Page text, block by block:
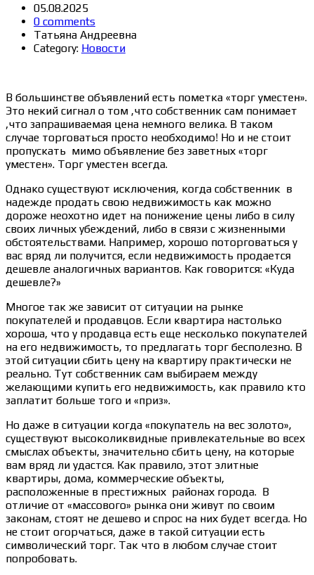
05.08.2025
0 comments
Татьяна Андреевна
Category: Новости
В большинстве объявлений есть пометка «торг уместен».
Это некий сигнал о том ,что собственник сам понимает
,что запрашиваемая цена немного велика. В таком
случае торговаться просто необходимо! Но и не стоит
пропускать мимо объявление без заветных «торг
уместен». Торг уместен всегда.
Однако существуют исключения, когда собственник в
надежде продать свою недвижимость как можно
дороже неохотно идет на понижение цены либо в силу
своих личных убеждений, либо в связи с жизненными
обстоятельствами. Например, хорошо поторговаться у
вас вряд ли получится, если недвижимость продается
дешевле аналогичных вариантов. Как говорится: «Куда
дешевле?»
Многое так же зависит от ситуации на рынке
покупателей и продавцов. Если квартира настолько
хороша, что у продавца есть еще несколько покупателей
на его недвижимость, то предлагать торг бесполезно. В
этой ситуации сбить цену на квартиру практически не
реально. Тут собственник сам выбираем между
желающими купить его недвижимость, как правило кто
заплатит больше того и «приз».
Но даже в ситуации когда «покупатель на вес золото»,
существуют высоколиквидные привлекательные во всех
смыслах объекты, значительно сбить цену, на которые
вам вряд ли удастся. Как правило, этот элитные
квартиры, дома, коммерческие объекты,
расположенные в престижных районах города. В
отличие от «массового» рынка они живут по своим
законам, стоят не дешево и спрос на них будет всегда. Но
не стоит огорчаться, даже в такой ситуации есть
символический торг. Так что в любом случае стоит
попробовать.